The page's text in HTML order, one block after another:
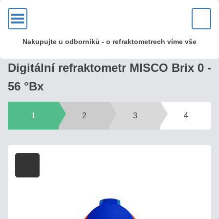
Nakupujte u odborníků - o refraktometrech víme vše
Digitální refraktometr MISCO Brix 0 -
56 °Bx
1 2 3 4
nás
zakoupíte
refraktometry
hlavou